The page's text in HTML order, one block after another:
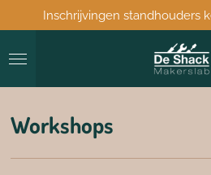
direct
naar
hoofdinhoud
Inschrijvingen standhouders
Workshops